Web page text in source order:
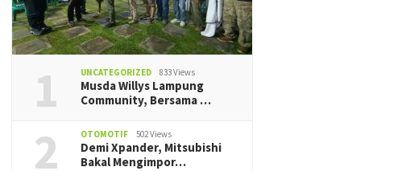
1 UNCATEGORIZED 833 Views
Musda Willys Lampung
Community, Bersama …
2 OTOMOTIF 502 Views
Demi Xpander, Mitsubishi
Bakal Mengimpor…